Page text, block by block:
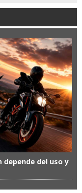
depende del uso y